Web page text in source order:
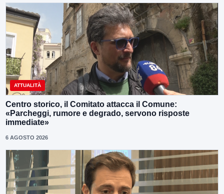
ATTUALITÀ
Centro storico, il Comitato attacca il Comune:
«Parcheggi, rumore e degrado, servono risposte
immediate»
6 AGOSTO 2026